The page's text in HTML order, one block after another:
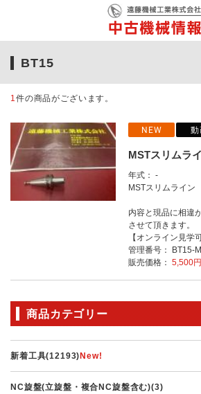
BT15
1件の商品がございます。
NEW 動
MSTスリムラ
年式： -
MSTスリムライ
内容と現品に相違
させて頂きます。
【オンライン見学
管理番号： BT15-
販売価格：5,500
商品カテゴリー
新着工具(12193)
NC旋盤(立旋盤・複合NC旋盤含む)(3)